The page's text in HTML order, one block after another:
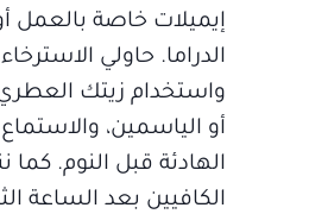
إيميلات خاصة بالعمل
الدراما. حاولي
واستخدام زيتك
أو الياسمين،
الهادئة قبل النوم.
الكافيين بعد الساعة